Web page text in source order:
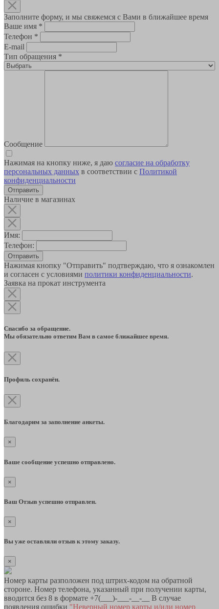
Заполните форму, и мы свяжемся с Вами в ближайшее время
Ваше имя *
Телефон *
E-mail
Тип обращения *
Сообщение
Нажимая на кнопку ниже, я даю согласие на обработку
персональных данных в соответствии с Политикой
конфиденциальности
Наличие в магазинах
Имя:
Телефон:
Отправить
Нажимая кнопку "Отправить" подтверждаю, что я ознакомлен
и согласен с условиями политики конфиденциальности.
Заявка на прокат инструмента
Спасибо за обращение.
Мы обязательно ответим Вам в самое ближайшее время.
Профиль сохранён.
Благодарим за заполнение анкеты.
×
Ваше сообщение успешно отправлено.
×
Ваш Отзыв успешно отправлен.
×
Вы уже оставляли отзыв к этому заказу.
×
Номер карты разположен под штрих-кодом на обратной
стороне. Номер телефона, указанный при получении карты,
вводится без 8 в формате +7(___)-___-__-__ В случае
появления ошибки "Неверный номер карты и/или номер